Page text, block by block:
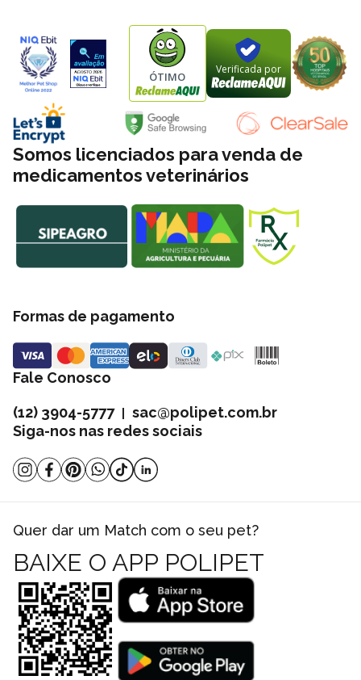
ÓTIMO Verificada por
Somos licenciados para venda de
medicamentos veterinários
Formas de pagamento
Fale Conosco
(12) 3904-5777| sac@polipet.com.br
Siga-nos nas redes sociais
Quer dar um Match com o seu pet?
BAIXE O APP POLIPET